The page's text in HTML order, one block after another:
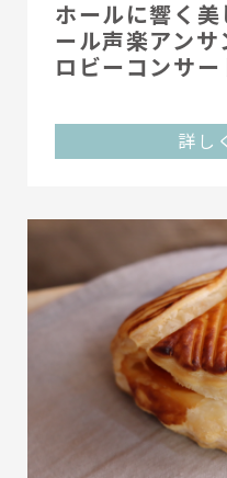
ホールに響く
ール声楽アンサ
ロビーコンサー
詳し